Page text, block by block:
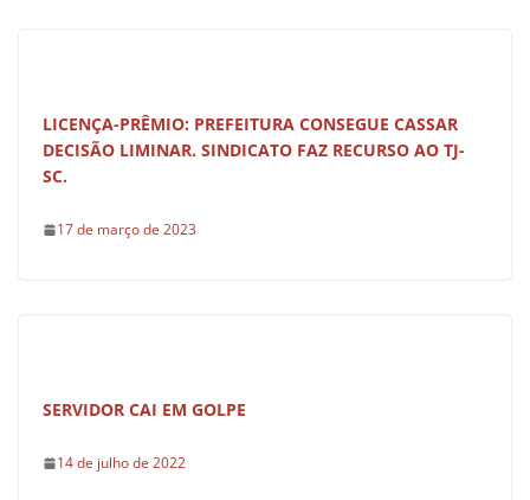
LICENÇA-PRÊMIO: PREFEITURA CONSEGUE CASSAR
DECISÃO LIMINAR. SINDICATO FAZ RECURSO AO TJ-
SC.
17 de março de 2023
SERVIDOR CAI EM GOLPE
14 de julho de 2022